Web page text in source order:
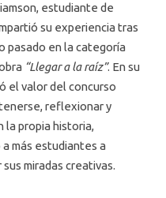
estudiante de
su experiencia tras
pasado en la categoría
“Llegar a la raíz”. En su
el valor del concurso
reflexionar y
la propia historia,
más estudiantes a
miradas creativas.